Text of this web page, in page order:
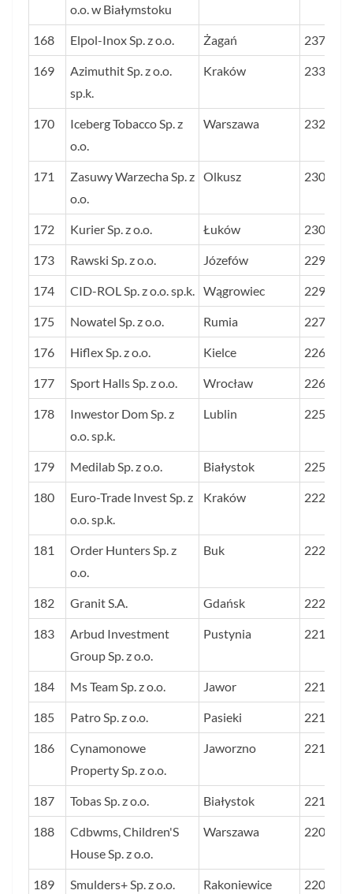
o.o. w Białymstoku
168 Elpol-Inox Sp. z o.o. Żagań 2379
169
Azimuthit Sp. z o.o.
sp.k.
Kraków 2338
170
Iceberg Tobacco Sp. z
o.o.
Warszawa 2322
171
Zasuwy Warzecha Sp. z
o.o.
Olkusz 2307
172 Kurier Sp. z o.o. Łuków 2302
173 Rawski Sp. z o.o. Józefów 2292
174 CID-ROL Sp. z o.o. sp.k. Wągrowiec 2292
175 Nowatel Sp. z o.o. Rumia 2279
176 Hiflex Sp. z o.o. Kielce 2263
177 Sport Halls Sp. z o.o. Wrocław 2260
178
Inwestor Dom Sp. z
o.o. sp.k.
Lublin 2254
179 Medilab Sp. z o.o. Białystok 2250
180
Euro-Trade Invest Sp. z
o.o. sp.k.
Kraków 2224
181
Order Hunters Sp. z
o.o.
Buk 2223
182 Granit S.A. Gdańsk 2222
183
Arbud Investment
Group Sp. z o.o.
Pustynia 2217
184 Ms Team Sp. z o.o. Jawor 2216
185 Patro Sp. z o.o. Pasieki 2214
186
Cynamonowe
Property Sp. z o.o.
Jaworzno 2212
187 Tobas Sp. z o.o. Białystok 2211
188
Cdbwms, Children'S
House Sp. z o.o.
Warszawa 2209
189 Smulders+ Sp. z o.o. Rakoniewice 2203